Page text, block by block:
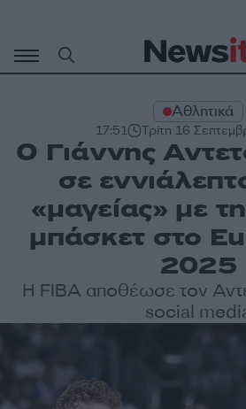
περιεχόμενο
Αθλητικά
17:51 Τρίτη 16
Ο Γιάννης
σε
«μαγείας» με
μπάσκετ στο
2025
Η FIBA αποθέωσε τον
social